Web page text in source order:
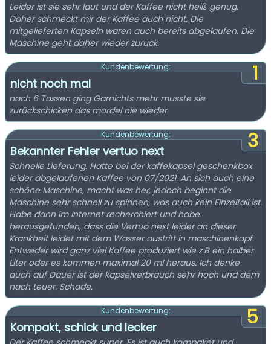
Leider ist sie sehr laut und der Kaffee nicht heiß genug.
Daher schmeckt mir der Kaffee auch nicht. Die
mitgelieferten Kapseln waren auch bereits abgelaufen. Die
Maschine geht daher wieder zurück.
1
Kundenbewertung:
nicht noch mal
nach 6 Tassen ging Garnichts mehr musste sie
zurückschicken das mordel nie wieder
3
Kundenbewertung:
Bekannter Fehler vertuo next
Schnelle Lieferung. Hatte bei der kaffekapsel geschenkbox
leider abgelaufenen Kaffee von 07/2021. An sich auch eine
schöne Maschine, macht was her, jedoch beginnt die
Maschine sehr schnell zu spinnen, was auch kein Einzelfall ist.
Habe dann im Internet recherchiert und habe
herausgefunden, dass die Vertuo next leider an dieser
Krankheit leidet mit dem Wasser austritt in maschinenkopf.
Entweder wird ganz viel Kaffee produziert wie z.B ein halber
Liter oder es kommen maximal 20 ml heraus. Ich denke
auch auf Dauer ist der kapselverbrauch sehr hoch und dem
nach teuer. Schade.
5
Kundenbewertung:
Kompakt, schick und lecker